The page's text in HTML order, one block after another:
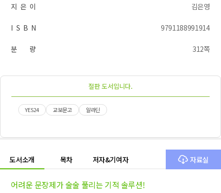
지 은 이 김은영
I S B N 9791188991914
분 량 312쪽
절판 도서입니다.
YES24 교보문고 알라딘
도서소개 목차 저자&기여자 자료실
어려운 문장제가 술술 풀리는 기적 솔루션!